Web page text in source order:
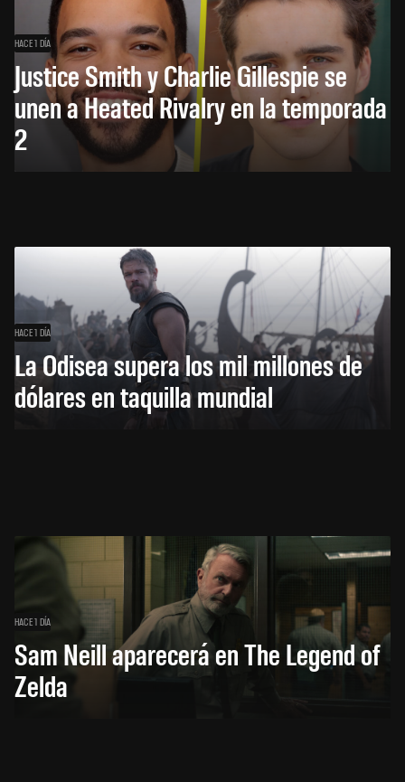
HACE 1 DÍA
Justice Smith y Charlie Gillespie se
unen a Heated Rivalry en la temporada
2
HACE 1 DÍA
La Odisea supera los mil millones de
dólares en taquilla mundial
HACE 1 DÍA
Sam Neill aparecerá en The Legend of
Zelda